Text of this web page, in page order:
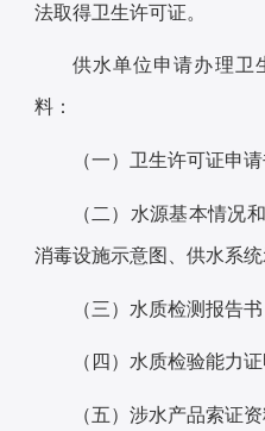
法取得卫生许可证。
供水单位申请办理卫
料：
（一）卫生许可证申请
（二）水源基本情况
消毒设施示意图、供水系统
（三）水质检测报告书
（四）水质检验能力证
（五）涉水产品索证资